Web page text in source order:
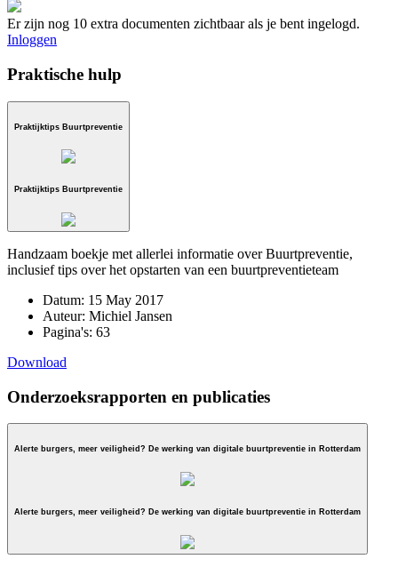
Er zijn nog 10 extra documenten zichtbaar als je bent ingelogd.
Inloggen
Praktische hulp
Praktijktips Buurtpreventie
Praktijktips Buurtpreventie
Handzaam boekje met allerlei informatie over Buurtpreventie,
inclusief tips over het opstarten van een buurtpreventieteam
Datum: 15 May 2017
Auteur: Michiel Jansen
Pagina's: 63
Download
Onderzoeksrapporten en publicaties
Alerte burgers, meer veiligheid? De werking van digitale buurtpreventie in Rotterdam
Alerte burgers, meer veiligheid? De werking van digitale buurtpreventie in Rotterdam